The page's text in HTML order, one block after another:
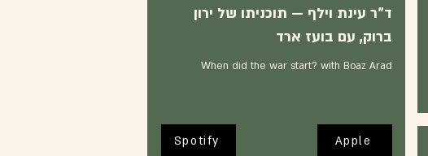
ד"ר עינת וילף — תוכניתו של ירון
ברוק, עם בועז ארד
When did the war start? with Boaz Arad
Spotify Apple